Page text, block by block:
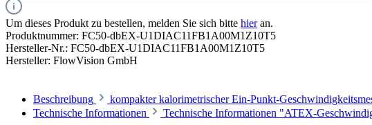
Um dieses Produkt zu bestellen, melden Sie sich bitte hieran.
Produktnummer: FC50-dbEX-U1DIAC11FB1A00M1Z10T5
Hersteller-Nr.: FC50-dbEX-U1DIAC11FB1A00M1Z10T5
Hersteller: FlowVision GmbH
Beschreibung kompakter kalorimetrischer Ein-Punkt-
Technische Informationen
Technische Informationen "ATEX-